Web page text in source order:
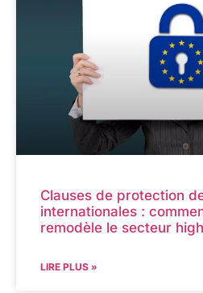
Clauses de protection
internationales :
remodèle le secteur
LIRE PLUS »